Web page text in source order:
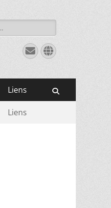
E-
mail
Site
web
Liens
Liens